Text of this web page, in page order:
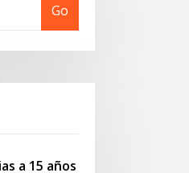
Go
a 15 años